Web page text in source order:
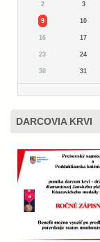
2 3
9 10
16 17
23 24
30 31
DARCOVIA KRVI